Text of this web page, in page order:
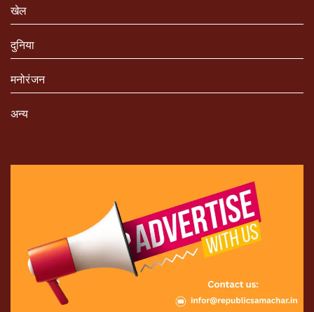
खेल
दुनिया
मनोरंजन
अन्य